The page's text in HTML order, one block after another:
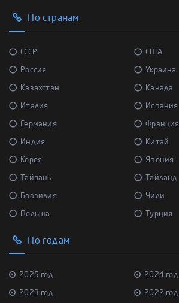
По странам
СССР США
Россия Украина
Казахстан Канада
Италия Испания
Германия Франция
Индия Китай
Корея Япония
Тайвань Тайланд
Бразилия Чили
Польша Турция
По годам
2025 год 2024 год
2023 год 2022 год